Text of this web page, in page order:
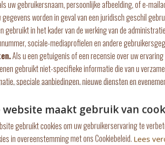
uw gebruikersnaam, persoonlijke afbeelding, of e-
gegevens worden in geval van een juridisch geschil
gebruikt in het kader van de werking van de
sociale-mediaprofielen en andere
Als u een getuigenis of een recensie over uw
gebruikt niet-specifieke informatie die van u
speciale aanbiedingen, nieuwe diensten en
contact met u op via e-mail, telefoon, SMS, of
helpen bij de ontwikkeling, uitvoering en
toegang verlenen tot meerdere functies van onze
website maakt gebruik van
gebruikt cookies om uw gebruikerservaring te
in overeenstemming met ons Cookiebeleid. Lees